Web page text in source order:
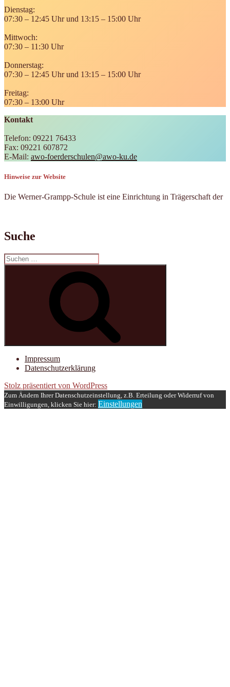
Dienstag:
07:30 – 12:45 Uhr und 13:15 – 15:00 Uhr
Mittwoch:
07:30 – 11:30 Uhr
Donnerstag:
07:30 – 12:45 Uhr und 13:15 – 15:00 Uhr
Freitag:
07:30 – 13:00 Uhr
Kontakt
Telefon: 09221 76433
Fax: 09221 607872
E-Mail: awo-foerderschulen@awo-ku.de
Hinweise zur Website
Die Werner-Grampp-Schule ist eine Einrichtung in Trägerschaft der
Suche
Suchen
nach:
Impressum
Datenschutzerklärung
Stolz präsentiert von WordPress
Zum Ändern Ihrer Datenschutzeinstellung, z.B. Erteilung oder Widerruf von
Einwilligungen, klicken Sie hier: Einstellungen